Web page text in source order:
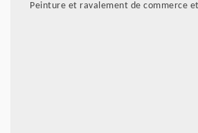
Peinture et ravalement de commerce